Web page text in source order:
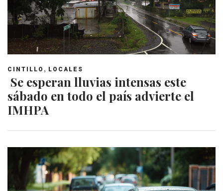
CINTILLO , LOCALES
Se esperan lluvias intensas este
sábado en todo el país advierte el
IMHPA